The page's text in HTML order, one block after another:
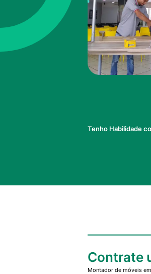
Tenho Habilidade
Contrate
Montador de móveis